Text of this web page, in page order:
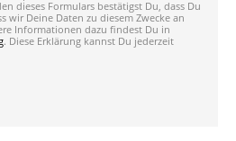
dieses Formulars bestätigst Du, dass Du
wir Deine Daten zu diesem Zwecke an
Informationen dazu findest Du in
. Diese Erklärung kannst Du jederzeit